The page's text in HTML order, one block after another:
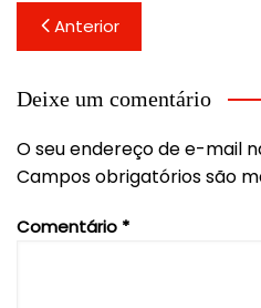
Navegação
de
Post
Anterior
Deixe um comentário
O seu endereço de e-mail
Campos obrigatórios são
Comentário *